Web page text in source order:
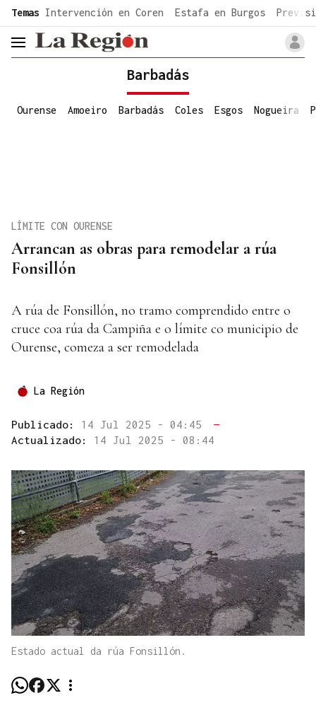
common.go-to-content
Temas Intervención en Coren Estafa en Burgos
header.menu.open
Barbadás
Ourense Amoeiro Barbadás Coles Esgos Nogueira
Arrancan as obras para remodelar a rúa
Fonsillón
LÍMITE CON OURENSE
A rúa de Fonsillón, no tramo comprendido entre o
cruce coa rúa da Campiña e o límite co municipio de
Ourense, comeza a ser remodelada
La Región
Publicado: 14 Jul 2025 - 04:45
—
Actualizado: 14 Jul 2025 - 08:44
Estado actual da rúa Fonsillón.